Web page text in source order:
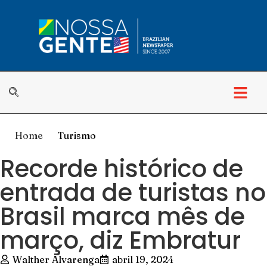
Home Turismo
Recorde histórico de
entrada de turistas no
Brasil marca mês de
março, diz Embratur
Walther Alvarenga
abril 19, 2024